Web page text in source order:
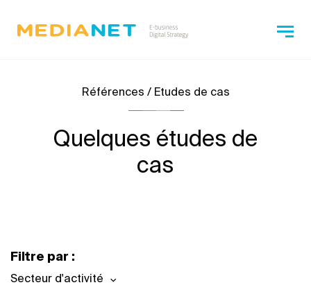
Références / Etudes de cas
Quelques études de
cas
Filtre par :
Secteur d'activité